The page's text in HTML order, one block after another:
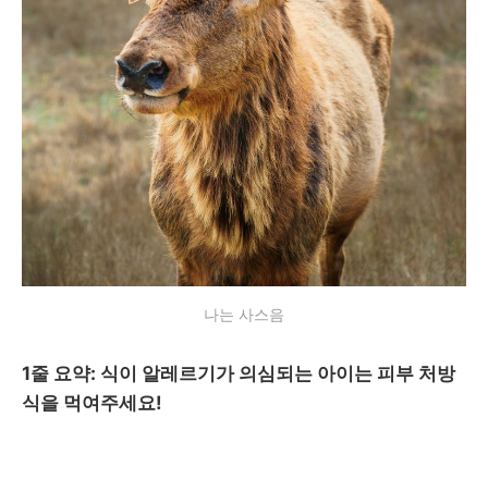
나는 사스음
1줄 요약: 식이 알레르기가 의심되는 아이는 피부 처방
식을 먹여주세요!